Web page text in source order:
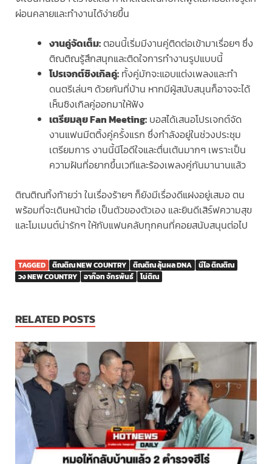
ผ่อนคลายและทำงานได้ง่ายขึ้น
งานคู่จัดเต็ม:ตอนนี้เริ่มมีงานคู่ติดต่อเข้ามาเรื่อยๆ ซึ่ง
ติณติณรู้สึกสนุกและติดใจการทำงานรูปแบบนี้
โปรเจกต์ซิงเกิลคู่: ทั้งคู่มักจะแอบแต่งเพลงและทำ
ดนตรีเล่นๆ ด้วยกันที่บ้าน หากมีผู้สนับสนุนก็อาจจะได้
เห็นซิงเกิลคู่ออกมาให้ฟัง
เตรียมลุย Fan Meeting: บอสได้เสนอโปรเจกต์จัด
งานแฟนมีตติ้งคู่ครั้งแรก ซึ่งกำลังอยู่ในช่วงประชุม
เตรียมการ งานนี้นีโอดีใจและตื่นเต้นมากๆ เพราะเป็น
ความฝันที่อยากขึ้นเวทีและร้องเพลงคู่กันมานานแล้ว
ติณติณทิ้งท้ายว่า ในเรื่องร้ายๆ ก็ยังมีเรื่องดีแฝงอยู่เสมอ ตน
พร้อมที่จะเดินหน้าต่อ เป็นตัวของตัวเอง และยินดีเสิร์ฟความสุข
และโมเมนต์น่ารักๆ ให้กับแฟนคลับทุกคนที่คอยสนับสนุนต่อไป
TAGGED ติณติณ NEW COUNTRY ติณติณ ลุ้นผล DNA
นีโอ ติณติณ
วง NEW COUNTRY
อาก๊อท จักรพันธ์ โน่ติณ
RELATED POSTS